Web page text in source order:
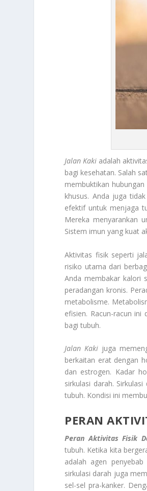
Jalan Kaki adalah
bagi kesehatan. Salah
membuktikan
khusus. Anda juga
efektif untuk menjaga
Mereka menyarankan
Sistem imun yang kuat
Aktivitas fisik seperti
risiko utama dari
Anda membakar kalori
peradangan kronis.
metabolisme.
efisien. Racun-racun
bagi tubuh.
Jalan Kaki juga
berkaitan erat dengan
dan estrogen. Kadar
sirkulasi darah.
tubuh. Kondisi ini
PERAN
Peran Aktivitas Fisik
tubuh. Ketika kita
adalah agen
sirkulasi darah juga
sel-sel pra-kanker.